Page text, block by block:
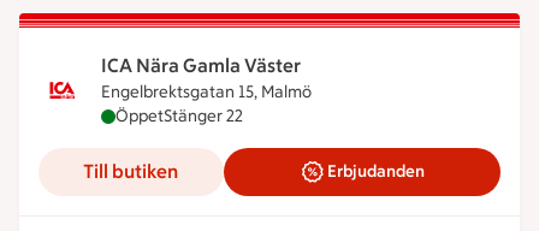
ICA Nära Gamla Väster
Engelbrektsgatan 15, Malmö
ICA Nära Gamla Väster är öppen nu, stänger
ÖppetStänger 22
Till butiken Erbjudanden